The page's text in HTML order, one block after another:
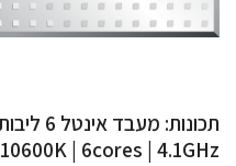
10600K | 6cores | 4.1GHz